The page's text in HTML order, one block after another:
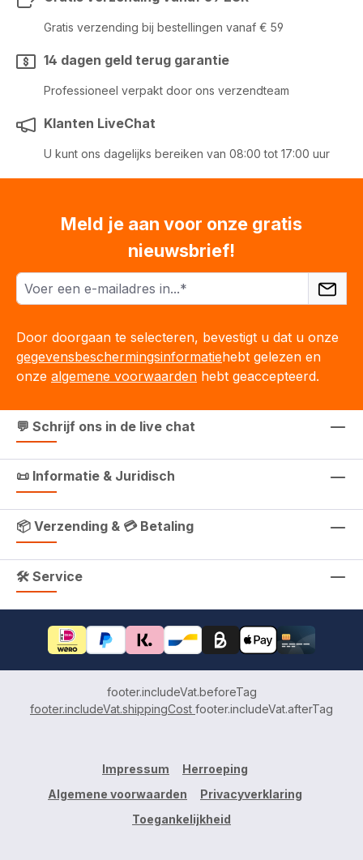
Gratis verzending bij bestellingen vanaf € 59
14 dagen geld terug garantie
Professioneel verpakt door ons verzendteam
Klanten LiveChat
U kunt ons dagelijks bereiken van 08:00 tot 17:00 uur
Meld je aan voor onze gratis
nieuwsbrief!
Door doorgaan te selecteren, bevestigt u dat u onze
gegevensbeschermingsinformatiehebt gelezen en
onze algemene voorwaarden hebt geaccepteerd.
💬 Schrijf ons in de live chat
📜 Informatie & Juridisch
📦 Verzending & 💳 Betaling
🛠 Service
footer.includeVat.beforeTag
footer.includeVat.shippingCost footer.includeVat.afterTag
Impressum
Herroeping
Algemene voorwaarden
Privacyverklaring
Toegankelijkheid